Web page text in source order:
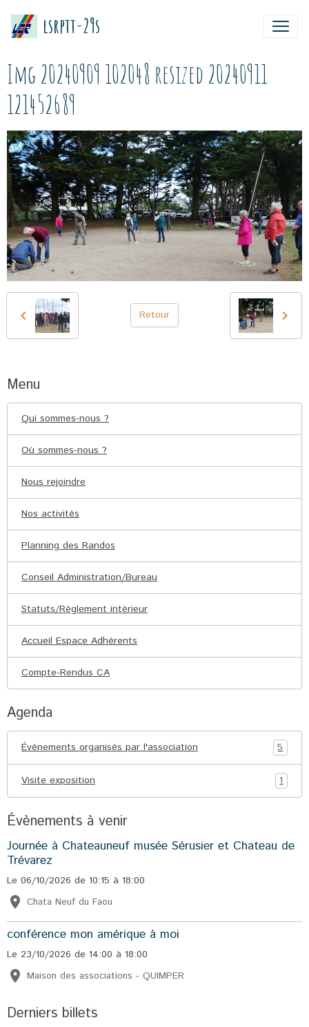
lsrptt-29s
Img 20240909 102048 resized 20240911
121452689
Retour
Menu
Qui sommes-nous ?
Où sommes-nous ?
Nous rejoindre
Nos activités
Planning des Randos
Conseil Administration/Bureau
Statuts/Règlement intérieur
Accueil Espace Adhérents
Compte-Rendus CA
Agenda
Événements organisés par l'association 5
Visite exposition 1
Évènements à venir
Journée à Chateauneuf musée Sérusier et Chateau de
Trévarez
Le 06/10/2026 de 10:15 à 18:00
Chata Neuf du Faou
conférence mon amérique à moi
Le 23/10/2026 de 14:00 à 18:00
Maison des associations - QUIMPER
Derniers billets